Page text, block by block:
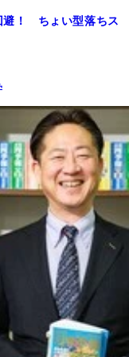
避！ ちょい型落ちス